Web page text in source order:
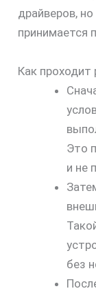
драйверов,
принимается
Как проходит
Это
и не
без